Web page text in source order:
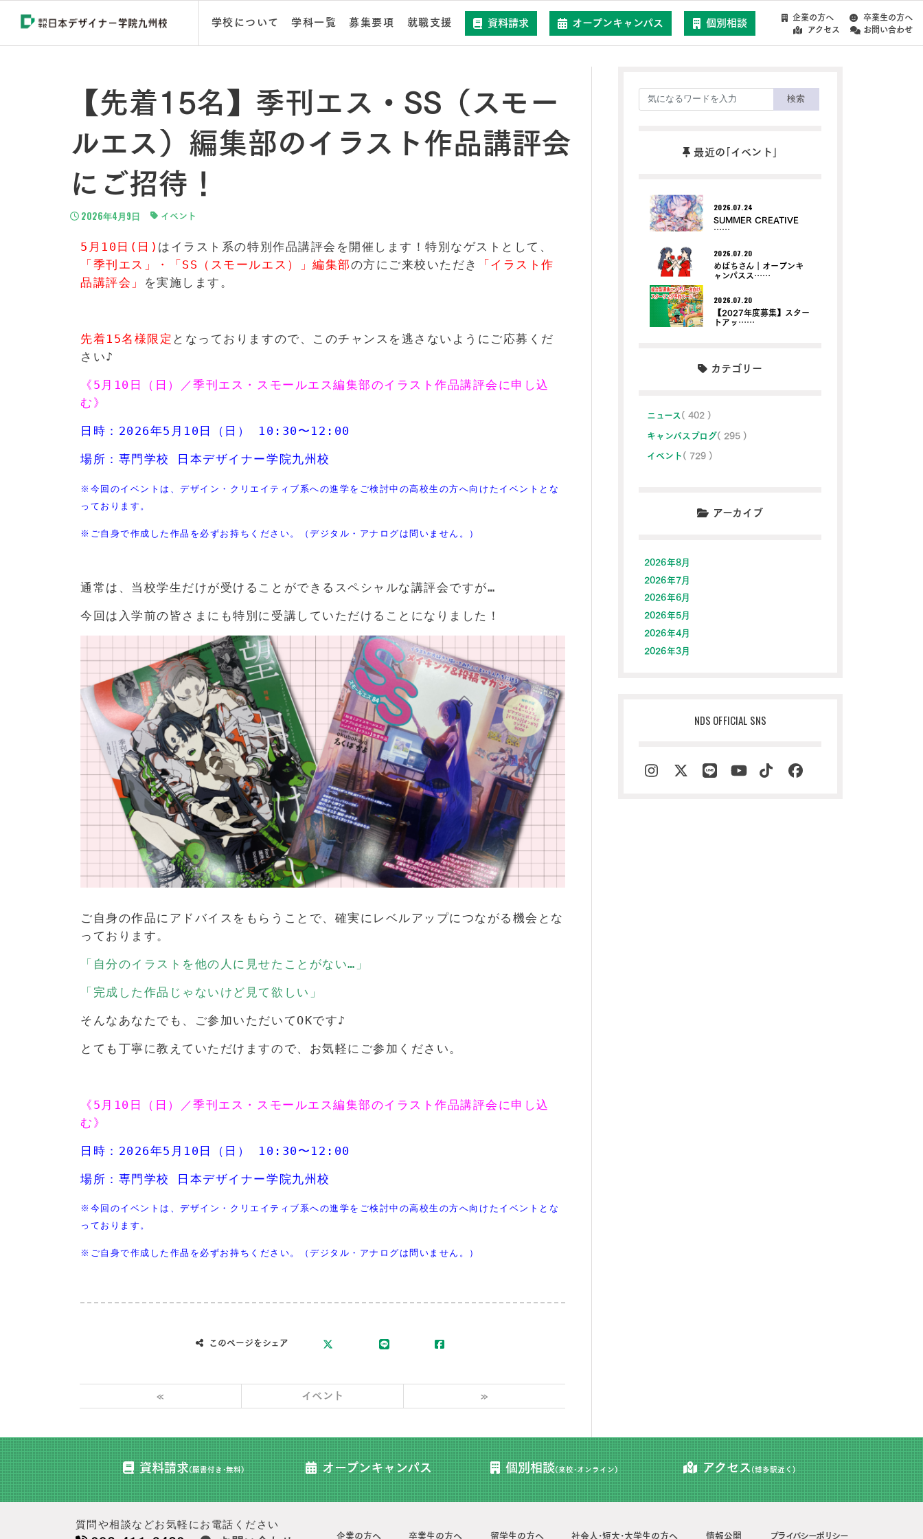
学校について 学科一覧 募集要項 就職支援 資料請求 オープンキャンパス 個別相談
企業の方へ
卒業生の方へ
アクセス
お問い合わせ
【先着15名】季刊エス・SS（スモー
ルエス）編集部のイラスト作品講評会
にご招待！
2026年4月9日 イベント
5月10日(日) はイラスト系の特別作品講評会を開催します！特別なゲストとして、
「季刊エス」・「SS（スモールエス）」編集部の方にご来校いただき
「イラスト作
品講評会」
を実施します。
先着15名様限定 となっておりますので、このチャンスを逃さないようにご応募くだ
さい♪
《5月10日（日）／季刊エス・スモールエス編集部のイラスト作品講評会に申し込
む 》
日時：2026年5月10日（日） 10:30〜12:00
場所：専門学校 日本デザイナー学院九州校
※今回のイベントは、デザイン・クリエイティブ系への進学をご検討中の高校生の方へ向けたイベントとな
っております。
※ご自身で作成した作品を必ずお持ちください。（デジタル・アナログは問いません。）
通常は、当校学生だけが受けることができるスペシャルな講評会ですが…
今回は入学前の皆さまにも特別に受講していただけることになりました！
ご自身の作品にアドバイスをもらうことで、確実にレベルアップにつながる機会とな
っております。
「自分のイラストを他の人に見せたことがない…」
「完成した作品じゃないけど見て欲しい」
そんなあなたでも、ご参加いただいてOKです♪
とても丁寧に教えていただけますので、お気軽にご参加ください。
《5月10日（日）／季刊エス・スモールエス編集部のイラスト作品講評会に申し込
む 》
日時：2026年5月10日（日） 10:30〜12:00
場所：専門学校 日本デザイナー学院九州校
※今回のイベントは、デザイン・クリエイティブ系への進学をご検討中の高校生の方へ向けたイベントとな
っております。
※ご自身で作成した作品を必ずお持ちください。（デジタル・アナログは問いません。）
このページをシェア
« イベント »
検索
最近の｢イベント｣
2026.07.24
SUMMER CREATIVE
……
2026.07.20
めばちさん｜オープンキ
ャンパスス……
2026.07.20
【2027年度募集】スター
トアッ……
カテゴリー
ニュース ( 402 )
キャンパスブログ( 295 )
イベント ( 729 )
アーカイブ
2026年8月
2026年7月
2026年6月
2026年5月
2026年4月
2026年3月
NDS OFFICIAL SNS
資料請求(願書付き･無料) オープンキャンパス 個別相談(来校･オンライン) アクセス(博多駅近く)
質問や相談などお気軽にお電話ください
企業の方へ 卒業生の方へ 留学生の方へ 社会人･短大･大学生の方へ 情報公開 プライバシーポリシー